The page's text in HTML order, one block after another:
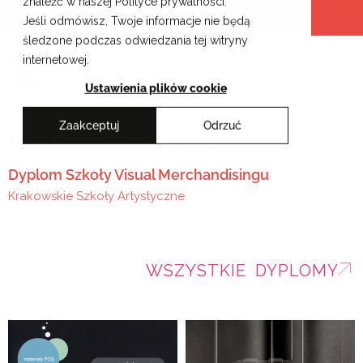
Jeśli odmówisz, Twoje informacje nie będą
śledzone podczas odwiedzania tej witryny
internetowej.
Ustawienia plików cookie
Zaakceptuj Odrzuć
Przejdź
treści
Krakowskie Szkoły Artystyczne
Bartłomiej Jungiewicz
Dyplom Szkoły Visual Merchandisingu
Krakowskie Szkoły Artystyczne
WSZYSTKIE DYPLOMY